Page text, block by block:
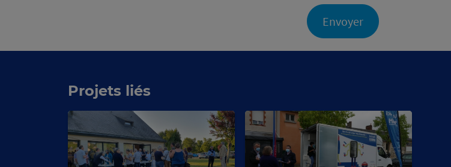
Envoyer
Projets liés